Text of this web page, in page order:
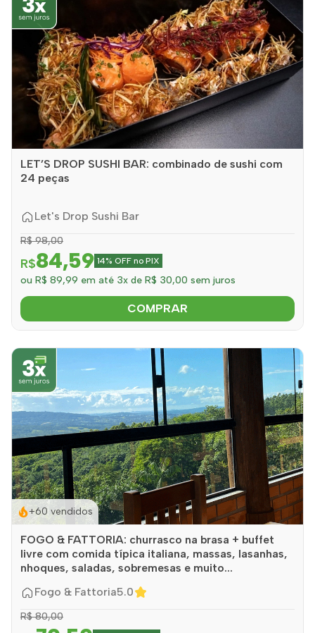
LET’S DROP SUSHI BAR: combinado de sushi com
24 peças
Let's Drop Sushi Bar
R$ 98,00
R$84,59 14% OFF no PIX
ou R$ 89,99 em até 3x de R$ 30,00 sem juros
COMPRAR
+60 vendidos
FOGO & FATTORIA: churrasco na brasa + buffet
livre com comida típica italiana, massas, lasanhas,
nhoques, saladas, sobremesas e muito...
Fogo & Fattoria5.0
R$ 80,00